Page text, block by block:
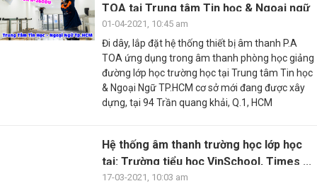
TOA tại Trung tâm Tin học & Ngoại ngữ
TP. HCM
01-04-2021, 10:45 am
Đi dây, lắp đặt hệ thống thiết bị âm thanh P.A
TOA ứng dụng trong âm thanh phòng học giảng
đường lớp học trường học tại Trung tâm Tin học
& Ngoại Ngữ TP.HCM cơ sở mới đang được xây
dựng, tại 94 Trần quang khải, Q.1, HCM
Hệ thống âm thanh trường học lớp học
tại: Trường tiểu học VinSchool, Times ...
17-03-2021, 10:03 am